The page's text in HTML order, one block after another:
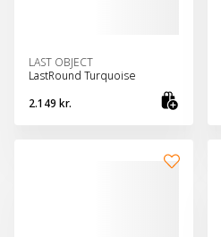
LAST OBJECT
LastRound Turquoise
2.149 kr.